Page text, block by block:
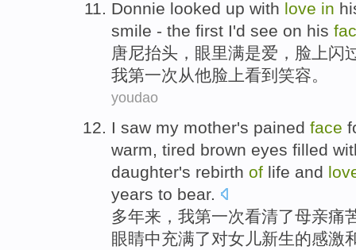
Donnie looked up with love in
smile - the first I'd see on his
唐尼抬头 ， 眼里满是爱 ，脸上闪
我第一次从他脸上看到 笑容。
youdao
I saw my mother's pained face
warm, tired brown eyes filled
daughter's rebirth of life and
years to bear.
多年来， 我第一次看清了母亲痛
眼睛中充满了对女儿新生的感激